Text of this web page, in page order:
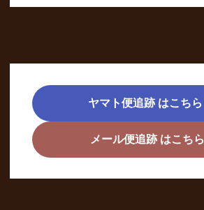
ヤマト便追跡 はこちら
メール便追跡 はこちら